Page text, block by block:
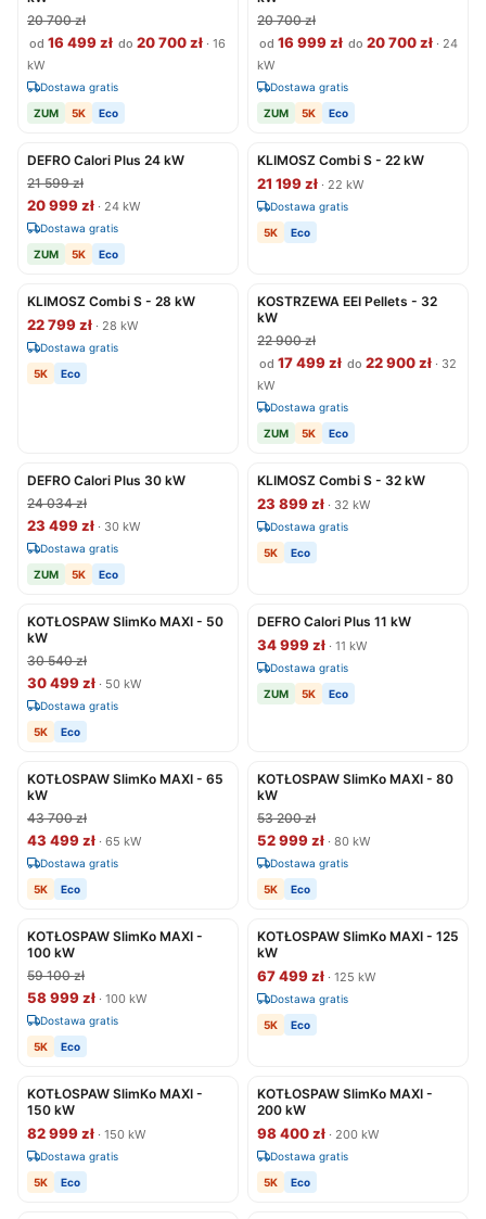
20 700 zł
od 16 499 zł do 20 700 zł · 16
kW
Dostawa gratis
ZUM
5K Eco
20 700 zł
od 16 999 zł do 20 700 zł · 24
kW
Dostawa gratis
ZUM
5K Eco
DEFRO Calori Plus 24 kW
21 599 zł
20 999 zł · 24 kW
Dostawa gratis
ZUM
5K Eco
KLIMOSZ Combi S - 22 kW
21 199 zł · 22 kW
Dostawa gratis
5K
Eco
KLIMOSZ Combi S - 28 kW
22 799 zł · 28 kW
Dostawa gratis
5K
Eco
KOSTRZEWA EEI Pellets - 32
kW
22 900 zł
od 17 499 zł do 22 900 zł · 32
kW
Dostawa gratis
ZUM
5K Eco
DEFRO Calori Plus 30 kW
24 034 zł
23 499 zł · 30 kW
Dostawa gratis
ZUM
5K Eco
KLIMOSZ Combi S - 32 kW
23 899 zł · 32 kW
Dostawa gratis
5K
Eco
KOTŁOSPAW SlimKo MAXI - 50
kW
30 540 zł
30 499 zł · 50 kW
Dostawa gratis
5K
Eco
DEFRO Calori Plus 11 kW
34 999 zł · 11 kW
Dostawa gratis
ZUM
5K Eco
KOTŁOSPAW SlimKo MAXI - 65
kW
43 700 zł
43 499 zł · 65 kW
Dostawa gratis
5K
Eco
KOTŁOSPAW SlimKo MAXI - 80
kW
53 200 zł
52 999 zł · 80 kW
Dostawa gratis
5K
Eco
KOTŁOSPAW SlimKo MAXI -
100 kW
59 100 zł
58 999 zł · 100 kW
Dostawa gratis
5K
Eco
KOTŁOSPAW SlimKo MAXI - 125
kW
67 499 zł · 125 kW
Dostawa gratis
5K
Eco
KOTŁOSPAW SlimKo MAXI -
150 kW
82 999 zł · 150 kW
Dostawa gratis
5K
Eco
KOTŁOSPAW SlimKo MAXI -
200 kW
98 400 zł · 200 kW
Dostawa gratis
5K
Eco